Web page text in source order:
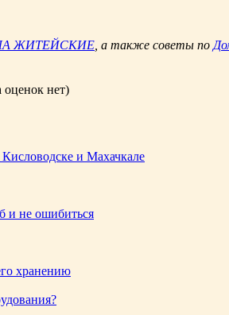
ЖИТЕЙСКИЕ , а также советы по
оценок нет)
и Махачкале
и не ошибиться
хранению